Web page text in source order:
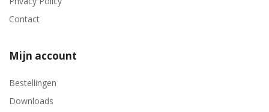
Contact
Mijn account
Bestellingen
Downloads